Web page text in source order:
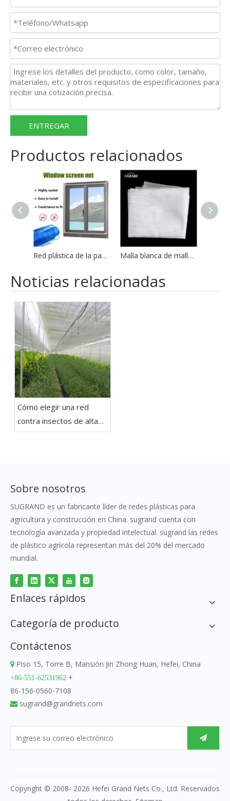
ENTREGAR
Productos relacionados
Red plástica de la pantalla de la ventana de la pantalla de mosquito de la malla de la pantalla de la red de la ventana del insecto 18*16 Malla blanca de malla de malla mosquitera de fibra de vidrio a prueba de fuego de buena calidad
Noticias relacionadas
Cómo elegir una red
contra insectos de alta
calidad
Sobre nosotros
SUGRAND es un fabricante líder de redes plásticas para
agricultura y construcción en China. sugrand cuenta con
tecnología avanzada y propiedad intelectual. sugrand las redes
de plástico agrícola representan más del 20% del mercado
mundial.
Enlaces rápidos
Categoría de producto
Contáctenos
 Piso 15, Torre B, Mansión Jin Zhong Huan, Hefei, China
+86-551-62531962 +
86-156-0560-7108
 sugrand@grandnets.com
Copyright © 2008- 2026 Hefei Grand Nets Co., Ltd. Reservados